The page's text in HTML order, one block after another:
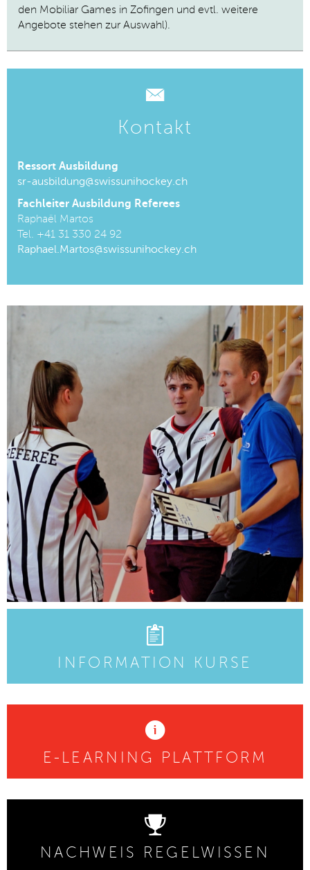
den Mobiliar Games in Zofingen und evtl. weitere
Angebote stehen zur Auswahl).
Kontakt
Ressort Ausbildung
sr-ausbildung@swissunihockey.ch
Fachleiter Ausbildung Referees
Raphaël Martos
Tel. +41 31 330 24 92
Raphael.Martos@swissunihockey.ch
INFORMATION KURSE
E-LEARNING PLATTFORM
NACHWEIS REGELWISSEN